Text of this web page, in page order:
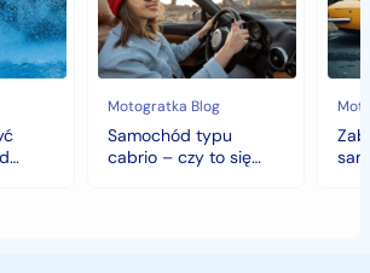
czy
to
się
opłaca
w
polskim
klimacie?
Motogratka Blog
Samochód typu
cabrio – czy to się